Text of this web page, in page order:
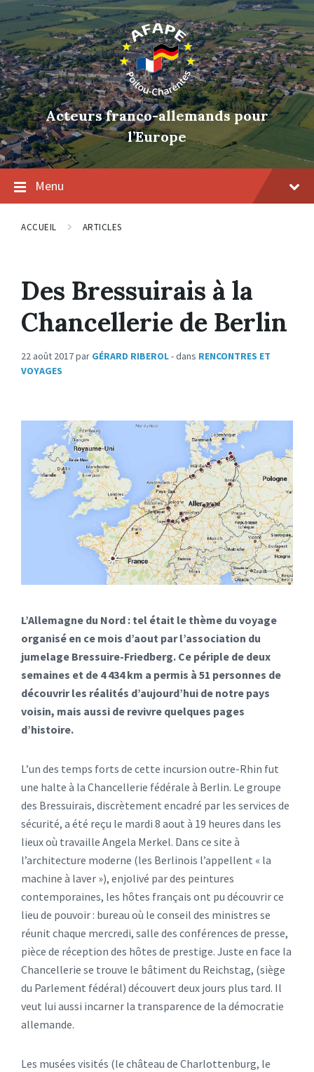
Skip
to
content
Skip
to
main
navigation
Skip
to
footer
Acteurs franco-allemands pour
l’Europe
Menu
ACCUEIL ARTICLES
Des Bressuirais à la
Chancellerie de Berlin
22 août 2017par GÉRARD RIBEROL- dans RENCONTRES ET
VOYAGES
L’Allemagne du Nord : tel était le thème du voyage
organisé en ce mois d’aout par l’association du
jumelage Bressuire-Friedberg. Ce périple de deux
semaines et de 4 434 km a permis à 51 personnes de
découvrir les réalités d’aujourd’hui de notre pays
voisin, mais aussi de revivre quelques pages
d’histoire.
L’un des temps forts de cette incursion outre-Rhin fut
une halte à la Chancellerie fédérale à Berlin. Le groupe
des Bressuirais, discrètement encadré par les services de
sécurité, a été reçu le mardi 8 aout à 19 heures dans les
lieux où travaille Angela Merkel. Dans ce site à
l’architecture moderne (les Berlinois l’appellent « la
machine à laver »), enjolivé par des peintures
contemporaines, les hôtes français ont pu découvrir ce
lieu de pouvoir : bureau où le conseil des ministres se
réunit chaque mercredi, salle des conférences de presse,
pièce de réception des hôtes de prestige. Juste en face la
Chancellerie se trouve le bâtiment du Reichstag, (siège
du Parlement fédéral) découvert deux jours plus tard. Il
veut lui aussi incarner la transparence de la démocratie
allemande.
Les musées visités (le château de Charlottenburg, le